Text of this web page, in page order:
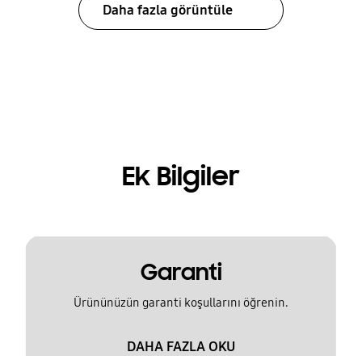
Daha fazla görüntüle
Ek Bilgiler
Garanti
Ürününüzün garanti koşullarını öğrenin.
DAHA FAZLA OKU